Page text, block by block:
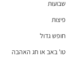
שבועות
פיצות
חופש גדול
טו' באב או חג האהבה